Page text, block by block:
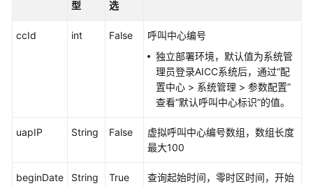
型
选
ccId int False
呼叫中心编号
独立部署环境，默认值为系统管
理员登录AICC系统后，通过“配
置中心 > 系统管理 > 参数配置”
查看“默认呼叫中心标识”的值。
uapIP String False
虚拟呼叫中心编号数组，数组长度
最大100
beginDate String True
查询起始时间，零时区时间，开始